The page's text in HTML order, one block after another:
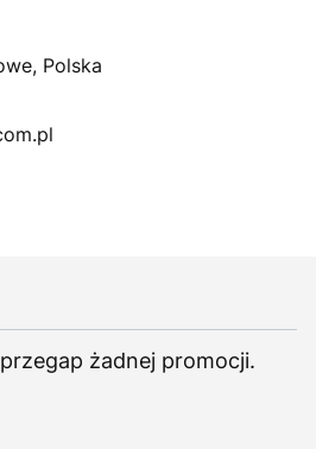
Polska
żadnej promocji.